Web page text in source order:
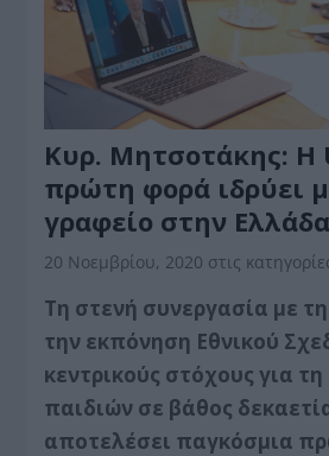
Κυρ. Μητσοτάκης: Η
πρώτη φορά ιδρύει
γραφείο στην Ελλάδα
20 Νοεμβρίου, 2020 στις
Τη στενή συνεργασία με τη
την εκπόνηση Εθνικού
κεντρικούς στόχους για
παιδιών σε βάθος
αποτελέσει παγκόσμια